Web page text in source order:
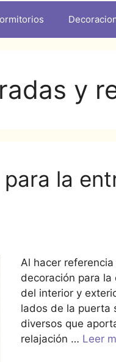
y
la
Al hacer
decoración para
del interior y
lados de la puerta
diversos que
relajación … Leer